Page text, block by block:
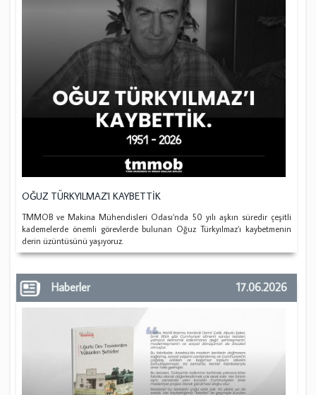
OĞUZ TÜRKYILMAZ'I KAYBETTİK
TMMOB ve Makina Mühendisleri Odası’nda 50 yılı aşkın süredir çeşitli
kademelerde önemli görevlerde bulunan Oğuz Türkyılmaz’ı kaybetmenin
derin üzüntüsünü yaşıyoruz.
Haberler 17.06.2026